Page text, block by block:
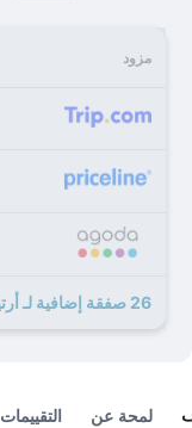
مزود
26 صفقة إضافية لـ أرتيفس هوتل أولد سيتي آند سبا
لمحة عن التقييمات